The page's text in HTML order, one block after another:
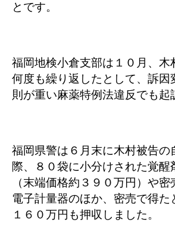
とです。
福岡地検小倉支部は１０月、木
何度も繰り返したとして、訴因
則が重い麻薬特例法違反でも起
福岡県警は６月末に木村被告の
際、８０袋に小分けされた覚醒
（末端価格約３９０万円）や密
電子計量器のほか、密売で得た
１６０万円も押収しました。